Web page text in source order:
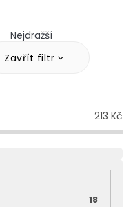
Nejdražší
Zavřít filtr
213 Kč
18